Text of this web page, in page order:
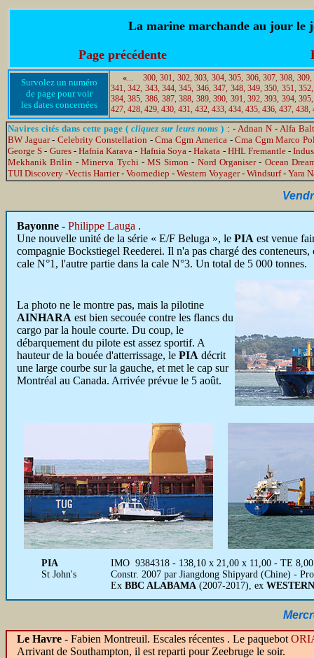
La marine marchande au jour le
Page précédente
Survolez un numéro
de page pour voir
les dates concernées
«... 300, 301, 302, 303, 304, 305, 306, 307, 308, 309,
341, 342, 343, 344, 345, 346, 347, 348, 349, 350, 351, 352,
384, 385, 386, 387, 388, 389, 390, 391, 392, 393, 394, 395,
427, 428, 429, 430, 431, 432, 433, 434, 435, 436, 437, 438,
Navires cités dans cette page ( cliquez sur leurs noms) : - Adnan N- Alfa
BW Jaguar- Celebrity Constellation -Cma Cgm America -Cma Cgm Marco
George S - Gures-Hafnia Karava - Hafnia Soya-Hakata - HHL Fremantle-
Mekhanik Brilin -Minerva Tychi-MS Simon - Nord Organiser- Ocean
TUI Discovery -Vectis Harrier- Voornediep - Western Voyager- Windsurf- Yara
Bayonne - Philippe Lauga .
Une nouvelle unité de la série « E/F Beluga », le PIA est venue
compagnie Bockstiegel Reederei. Il n'a pas chargé des
cale N°1, l'autre partie dans la cale N°3. Un total de 5 000 tonnes.
La photo ne le montre pas, mais la pilotine
AINHARA est bien secouée contre les flancs du
cargo par la houle courte. Du coup, le
débarquement du pilote est assez sportif. A
hauteur de la bouée d'atterrissage, le PIA décrit
une large courbe sur la gauche, et met le cap sur
Montréal au Canada. Arrivée prévue le 5 août.
PIA
St John's
IMO 9384318 - 138,10 x 21,00 x 11,00 - TE
Constr. 2007 par Jiangdong Shipyard (Chine) -
Ex BBC ALABAMA (2007-2017), ex
Le Havre - Fabien Montreuil. Escales récentes . Le paquebot
Arrivant de Southampton, il est reparti pour Zeebruge le soir.